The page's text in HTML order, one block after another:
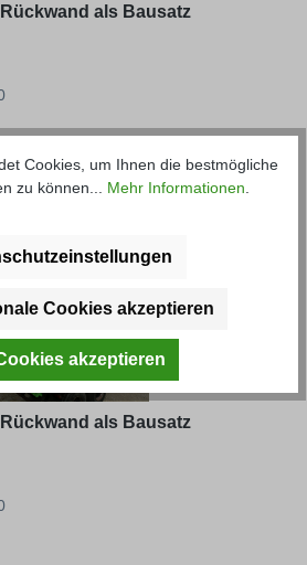
als Bausatz
sich ebenfalls
als Bausatz
Cookies, um Ihnen die bestmögliche
zu können... Mehr Informationen
Cookies akzeptieren
akzeptieren